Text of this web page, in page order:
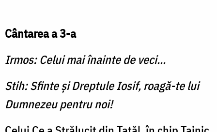
Cântarea a 3-a
Irmos: Celui mai înainte de veci...
Stih: Sfinte şi Dreptule Iosif, roagă-te lui
Dumnezeu pentru noi!